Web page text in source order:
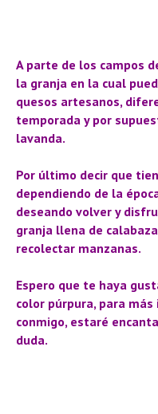
A parte de los campos
la granja en la cual
quesos artesanos,
temporada y por
lavanda.
Por último decir que
dependiendo de la
deseando volver y
granja llena de
recolectar manzanas.
Espero que te haya
color púrpura, para
conmigo, estaré
duda.